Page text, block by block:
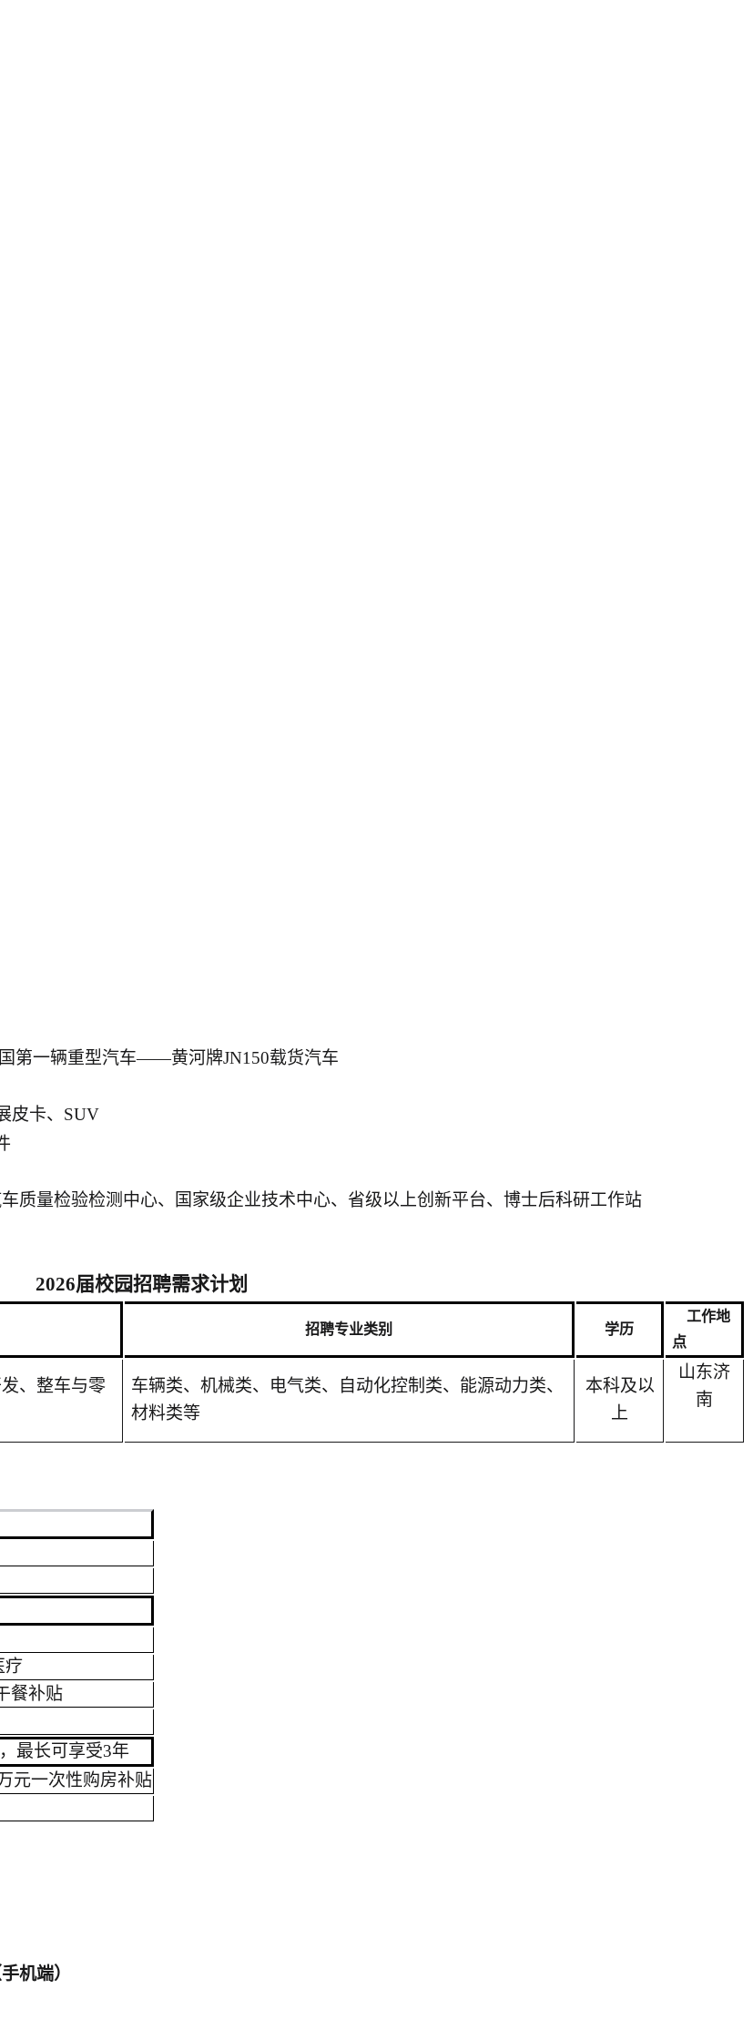
第一辆重型汽车——黄河牌JN150载货汽车
皮卡、 SUV
质量检验检测中心、国家级企业技术中心、省级以上创新平台、博士后科研工作站
2026届校园招聘需求计划
招聘专业类别 学历
工作地
点
、 整车与零
车辆类、 机械类、 电气类、 自动化控制 类、 能源动力类、
材料类等
本科及以
上
山东济
南
疗
餐补贴
最长可享受3年
元一次性购房补贴
机端）